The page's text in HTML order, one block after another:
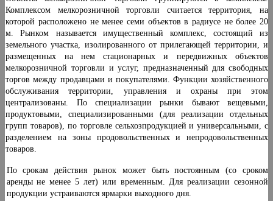
Комплексом мелкорозничной торговли считается территория, на
которой расположено не менее семи объектов в радиусе не более 20
м. Рынком называется имущественный комплекс, состоящий из
земельного участка, изолированного от прилегающей территории, и
размещенных на нем стационарных и передвижных объектов
мелкорозничной торговли и услуг, предназначенный для свободных
торгов между продавцами и покупателями. Функции хозяйственно­го
обслуживания территории, управления и охраны при этом
централизованы. По специализации рынки бывают вещевыми,
продуктовыми, специализирован­ными (для реализации отдельных
групп товаров), по торговле сельхозпродукцией и универсальными, с
раз­делением на зоны продовольственных и непродоволь­ственных
товаров.
По срокам действия рынок может быть постоянным (со сроком
аренды не менее 5 лет) или временным. Для реализации сезонной
продукции устраиваются ярмар­ки выходного дня.